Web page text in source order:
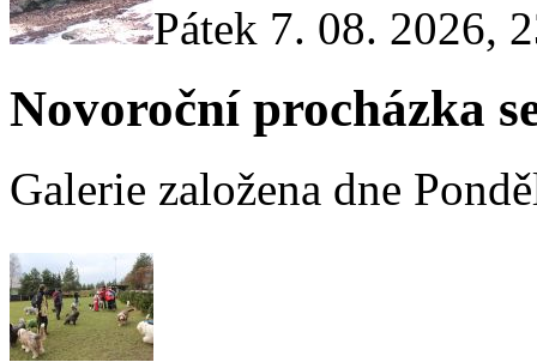
Pátek 7. 08. 2026,
Novoroční procházka
Galerie založena dne